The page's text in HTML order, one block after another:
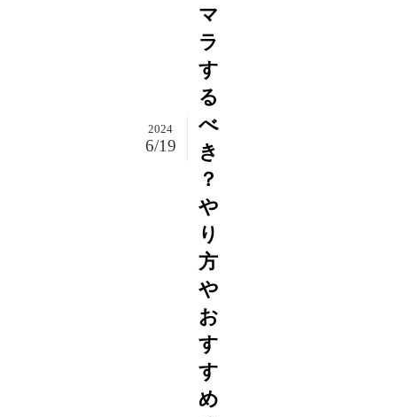
マ
ラ
す
る
べ
き
？
や
り
方
や
お
す
す
め
2024
6/19